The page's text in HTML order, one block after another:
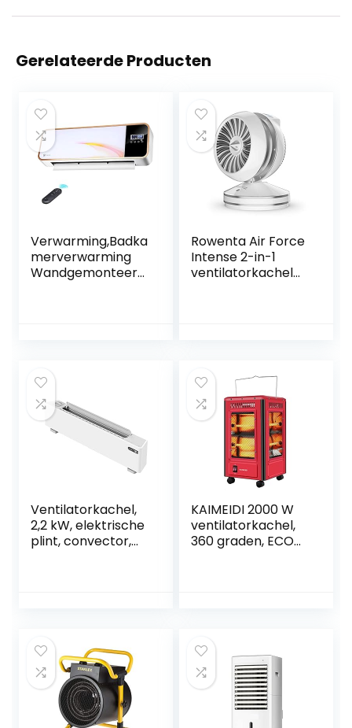
Gerelateerde Producten
Verwarming,Badka
merverwarming
Wandgemonteerd
Afstandsbediening
TimerRapid
Verwarming
VIROYA
Rowenta Air Force
Intense 2-in-1
ventilatorkachel
modus timer
uitgestelde
startfunctie
afstandsbediening
HQ7152F0
Ventilatorkachel,
2,2 kW, elektrische
plint, convector,
ventilatorkachel,
plint radiator O
KAIMEIDI 2000 W
ventilatorkachel,
360 graden, ECO
verschillende
behoeften (rood)